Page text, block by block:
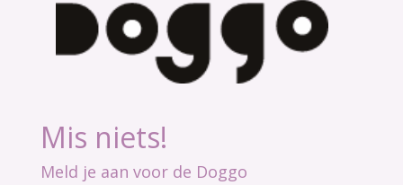
Mis niets!
Meld je aan voor de Doggo